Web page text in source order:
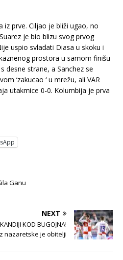
iz prve. Ciljao je bliži ugao, no
je bio blizu svog prvog
uspio svladati Diasa u skoku i
prostora u samom finišu
desne strane, a Sanchez se
‘zakucao ‘ u mrežu, ali VAR
utakmice 0-0. Kolumbija je prva
Ganu
NEXT
KOD BUGOJNA!
nazaretske je obitelji